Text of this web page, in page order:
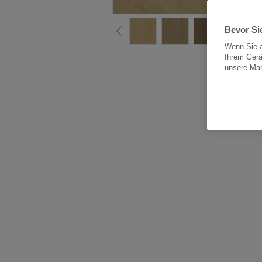
Alle
Bevor
Wenn Sie
Ihrem
unsere